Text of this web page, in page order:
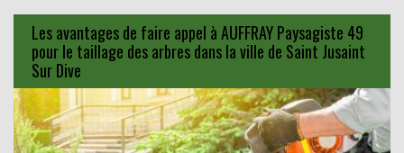
Les avantages de faire appel à AUFFRAY Paysagiste 49
pour le taillage des arbres dans la ville de Saint Jusaint
Sur Dive